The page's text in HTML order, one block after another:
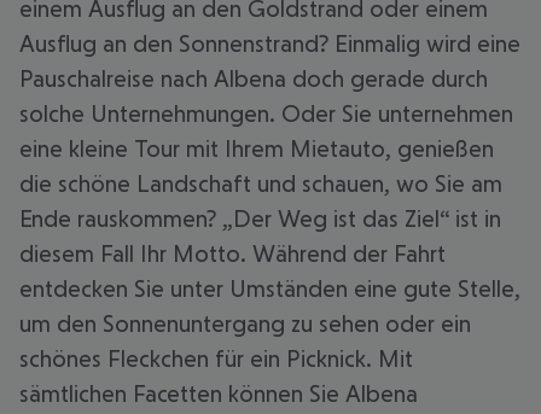
einem Ausflug an den Goldstrand oder einem
Ausflug an den Sonnenstrand? Einmalig wird eine
Pauschalreise nach Albena doch gerade durch
solche Unternehmungen. Oder Sie unternehmen
eine kleine Tour mit Ihrem Mietauto, genießen
die schöne Landschaft und schauen, wo Sie am
Ende rauskommen? „Der Weg ist das Ziel“ ist in
diesem Fall Ihr Motto. Während der Fahrt
entdecken Sie unter Umständen eine gute Stelle,
um den Sonnenuntergang zu sehen oder ein
schönes Fleckchen für ein Picknick. Mit
sämtlichen Facetten können Sie Albena